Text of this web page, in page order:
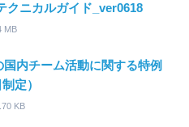
クニカルガイド_ver0618
MB
内チーム活動に関する特例
定）
KB